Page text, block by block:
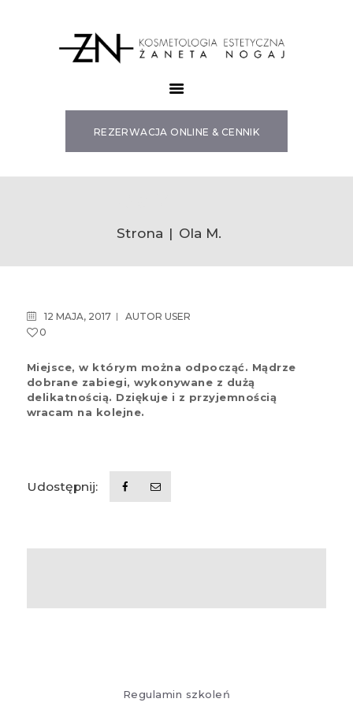
REZERWACJA ONLINE & CENNIK
Strona Ola M.
OFERTA
VOUCHERY
BLOG
KONTAKT
12 MAJA, 2017 AUTOR USER
0
Miejsce, w którym można odpocząć. Mądrze
dobrane zabiegi, wykonywane z dużą
delikatnością. Dziękuje i z przyjemnością
wracam na kolejne.
Udostępnij:
Regulamin szkoleń